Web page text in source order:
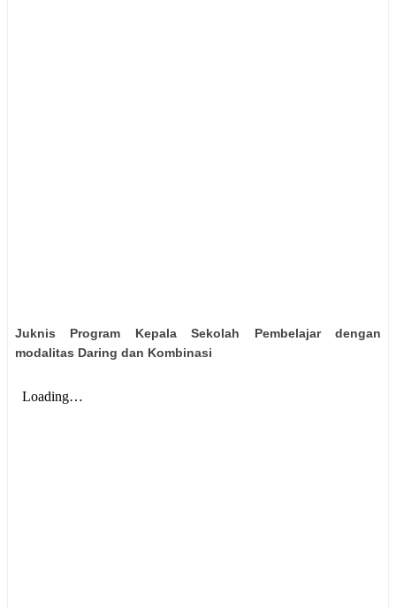
Juknis Program Kepala Sekolah Pembelajar dengan
modalitas Daring dan Kombinasi